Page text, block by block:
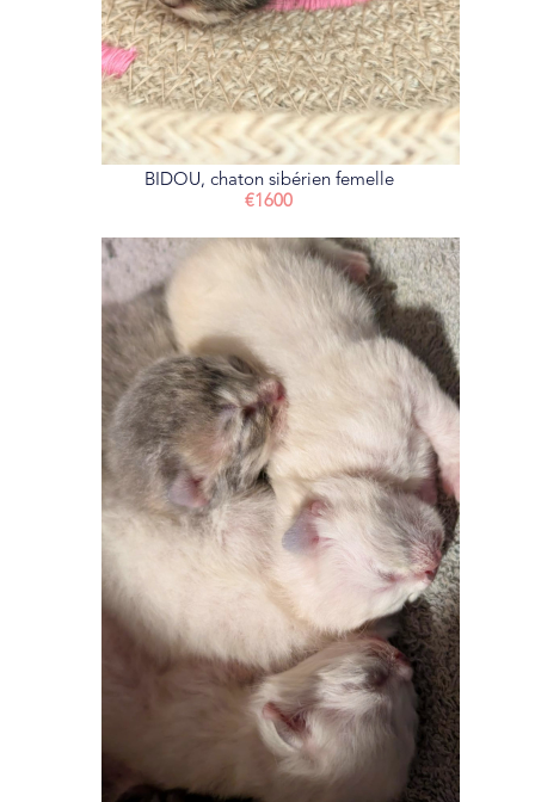
BIDOU, chaton sibérien femelle
€1600